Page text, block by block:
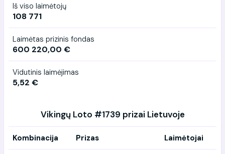
Iš viso laimėtojų
108 771
Laimėtas prizinis fondas
600 220,00 €
Vidutinis laimėjimas
5,52 €
Vikingų Loto #1739 prizai Lietuvoje
Kombinacija Prizas Laimėtojai